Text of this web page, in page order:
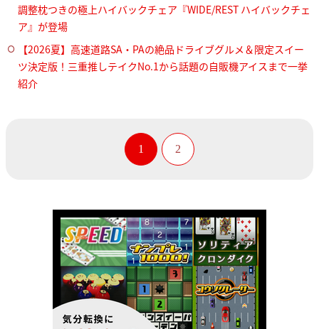
調整枕つきの極上ハイバックチェア『WIDE/REST ハイバックチェ
ア』が登場
【2026夏】高速道路SA・PAの絶品ドライブグルメ＆限定スイー
ツ決定版！三重推しテイクNo.1から話題の自販機アイスまで一挙
紹介
1 2